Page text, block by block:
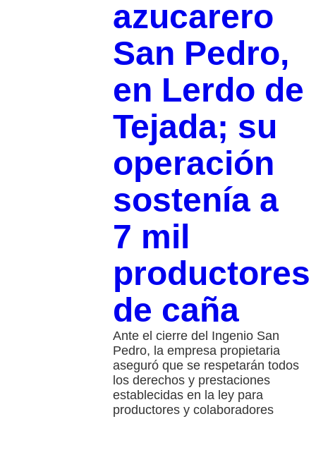
azucarero
San Pedro,
en Lerdo de
Tejada; su
operación
sostenía a
7 mil
productores
de caña
Ante el cierre del Ingenio San
Pedro, la empresa propietaria
aseguró que se respetarán todos
los derechos y prestaciones
establecidas en la ley para
productores y colaboradores